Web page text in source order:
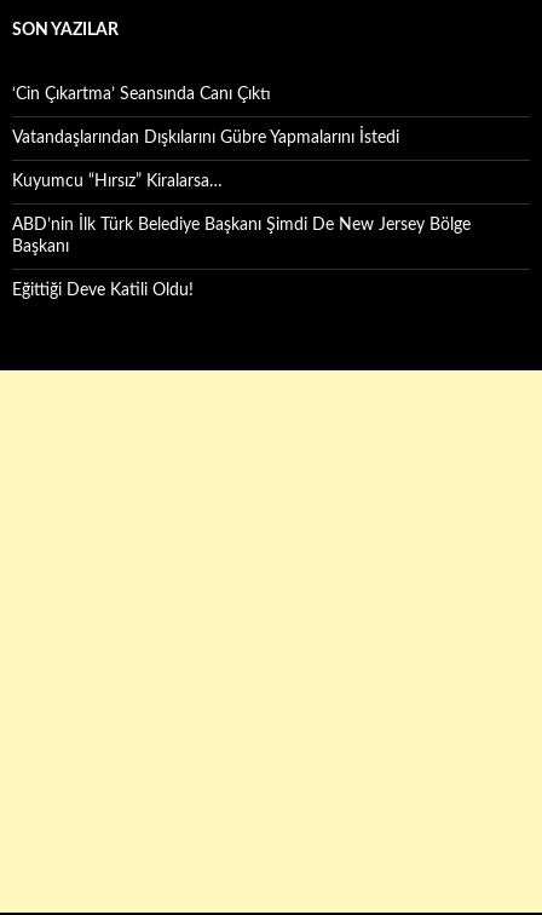
SON YAZILAR
‘Cin Çıkartma’ Seansında Canı Çıktı
Vatandaşlarından Dışkılarını Gübre Yapmalarını İstedi
Kuyumcu “Hırsız” Kiralarsa…
ABD’nin İlk Türk Belediye Başkanı Şimdi De New Jersey Bölge
Başkanı
Eğittiği Deve Katili Oldu!